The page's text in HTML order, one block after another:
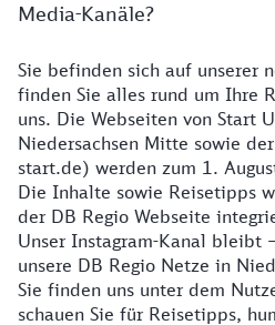
Media-Kanäle?
Details zur Website
Sie befinden sich auf unserer
finden Sie alles rund um Ihre
uns. Die Webseiten von Start
Niedersachsen Mitte sowie
start.de) werden zum 1.
Die Inhalte sowie Reisetipps
der DB Regio Webseite
Unser Instagram-Kanal bleibt
unsere DB Regio Netze in
Sie finden uns unter dem
schauen Sie für Reisetipps,